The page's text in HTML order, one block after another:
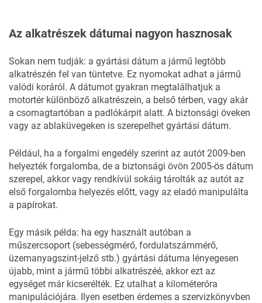
Az alkatrészek dátumai nagyon hasznosak
Sokan nem tudják: a gyártási dátum a jármű legtöbb
alkatrészén fel van tüntetve. Ez nyomokat adhat a jármű
valódi koráról. A dátumot gyakran megtalálhatjuk a
motortér különböző alkatrészein, a belső térben, vagy akár
a csomagtartóban a padlókárpit alatt. A biztonsági öveken
vagy az ablaküvegeken is szerepelhet gyártási dátum.
Például, ha a forgalmi engedély szerint az autót 2009-ben
helyezték forgalomba, de a biztonsági övön 2005-ös dátum
szerepel, akkor vagy rendkívül sokáig tárolták az autót az
első forgalomba helyezés előtt, vagy az eladó manipulálta
a papírokat.
Egy másik példa: ha egy használt autóban a
műszercsoport (sebességmérő, fordulatszámmérő,
üzemanyagszint-jelző stb.) gyártási dátuma lényegesen
újabb, mint a jármű többi alkatrészéé, akkor ezt az
egységet már kicserélték. Ez utalhat a kilométeróra
manipulációjára. Ilyen esetben érdemes a szervizkönyvben